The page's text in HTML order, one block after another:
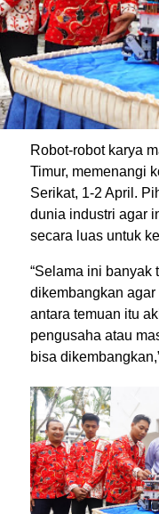
Robot-robot karya
Timur, memenangi
Serikat, 1-2 April.
dunia industri agar
secara luas untuk
“Selama ini banyak
dikembangkan
antara temuan itu
pengusaha atau
bisa